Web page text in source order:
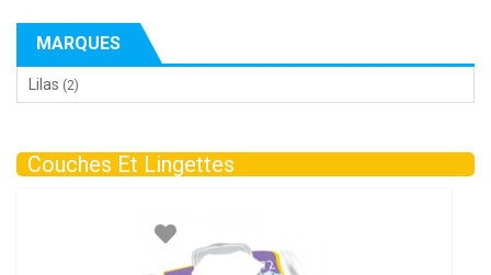
MARQUES
Lilas (2)
Couches Et Lingettes